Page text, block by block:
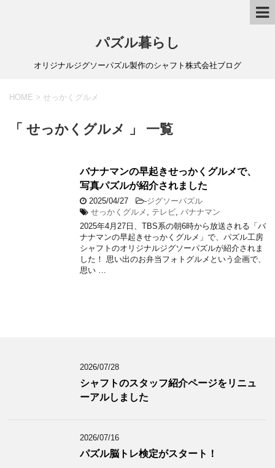
パズル暮らし
オリジナルジグソーパズル製作のシャフト株式会社ブログ
HOME > せっかくグルメ
「 せっかくグルメ 」 一覧
バナナマンの早起きせっかくグルメで、
写真パズルが紹介されました
2025/04/27 -ジグソーパズル
せっかくグルメ
テレビ バナナマン
2025年4月27日、TBS系の朝6時から放送される「バ
ナナマンの早起きせっかくグルメ」で、パズル工房
シャフトのオリジナルジグソーパズルが紹介されま
した！ 思い出のお弁当フォトグルメという企画で、
思い …
2026/07/28
シャフトのスタッフ紹介ページをリニュ
ーアルしました
2026/07/16
パズル脳トレ検定がスタート！